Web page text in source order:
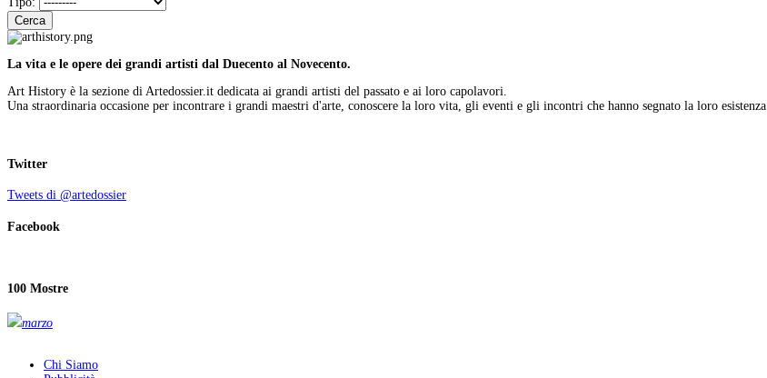
Cerca
La vita e le opere dei grandi artisti dal Duecento al Novecento.
Art History è la sezione di Artedossier.it dedicata ai grandi artisti del passato e ai loro capolavori.
Una straordinaria occasione per incontrare i grandi maestri d'arte, conoscere la loro vita, gli eventi e gli incontri che hanno segnato la loro esistenza.
Twitter
Tweets di @artedossier
Facebook
100 Mostre
marzo
Chi Siamo